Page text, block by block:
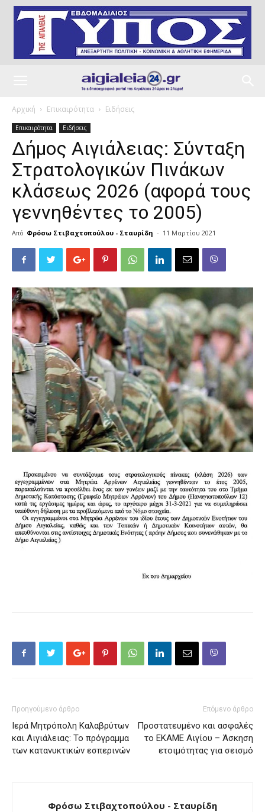
Αρχική Επικαιρότητα Ειδήσεις
Επικαιρότητα Ειδήσεις
Δήμος Αιγιάλειας: Σύνταξη
Στρατολογικών Πινάκων
κλάσεως 2026 (αφορά τους
γεννηθέντες το 2005)
Από Φρόσω Στιβαχτοπούλου - Σταυρίδη - 11 Μαρτίου 2021
Προηγούμενο άρθρο
Ιερά Μητρόπολη Καλαβρύτων
και Αιγιάλειας: Το πρόγραμμα
των κατανυκτικών εσπερινών
Επόμενο άρθρο
Προστατευμένο και ασφαλές
το ΕΚΑΜΕ Αιγίου – Άσκηση
ετοιμότητας για σεισμό
Φρόσω Στιβαχτοπούλου - Σταυρίδη